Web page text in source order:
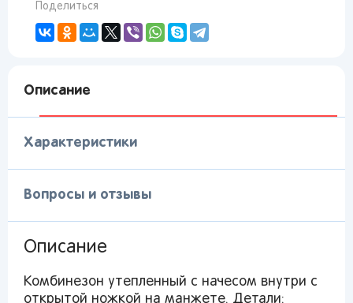
Описание
Характеристики
Вопросы и отзывы
Описание
Комбинезон утепленный с начесом внутри с
открытой ножкой на манжете. Детали:
Поделиться
Вы сможете отслеживать статус своих